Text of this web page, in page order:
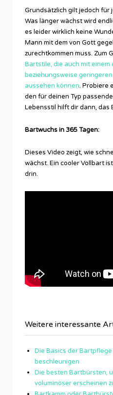
Grundsätzlich gilt jedoch für
Was länger wächst wird
es leider wirklich keine
Mann mit dem von Gott
zurechtkommen muss. Zum
Bartstile, die auch mit einem
beziehungsweise
aussehen können. Probiere
den für deinen Typ
Lebensstil hilft dir dann, das
Bartwuchs in 365 Tagen:
Dieses Video zeigt, wie
wächst. Ein cooler Vollbart
drin.
Weitere interessante
Die Basics der
beschleunigen
Die besten Bartbürsten,
voluminöser erscheinen